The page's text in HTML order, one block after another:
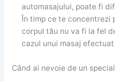
automasajului, poate fi
În timp ce te concentrezi
corpul tău nu va fi la fel
cazul unui masaj
Când ai nevoie de un